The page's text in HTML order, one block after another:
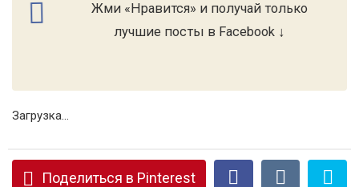
Жми «Нравится» и получай только
лучшие посты в Facebook ↓
Загрузка...
Поделиться в Pinterest